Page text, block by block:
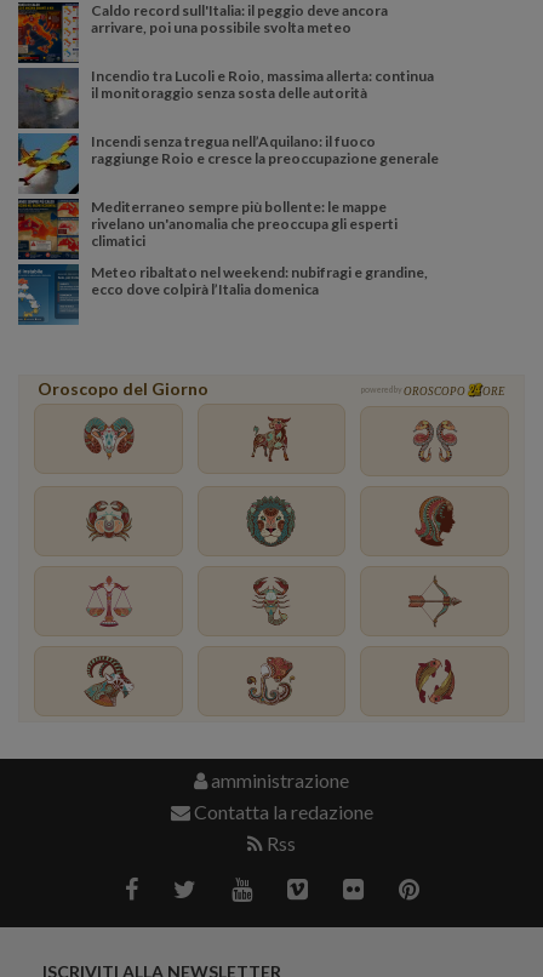
Caldo record sull'Italia: il peggio deve ancora
arrivare, poi una possibile svolta meteo
Incendio tra Lucoli e Roio, massima allerta: continua
il monitoraggio senza sosta delle autorità
Incendi senza tregua nell’Aquilano: il fuoco
raggiunge Roio e cresce la preoccupazione generale
Mediterraneo sempre più bollente: le mappe
rivelano un'anomalia che preoccupa gli esperti
climatici
Meteo ribaltato nel weekend: nubifragi e grandine,
ecco dove colpirà l’Italia domenica
Oroscopo del Giorno powered by OROSCOPO ORE
amministrazione
Contatta la redazione
Rss
ISCRIVITI ALLA NEWSLETTER